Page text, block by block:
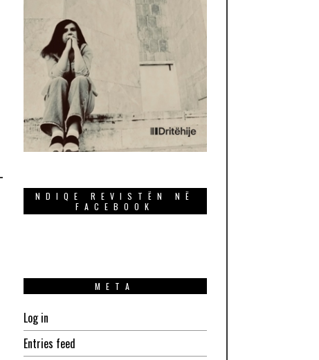
NDIQE REVISTËN NË
FACEBOOK
META
Log in
Entries feed